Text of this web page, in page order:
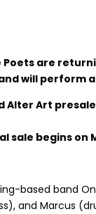
Poets are
will perform
Alter Art presale
sale begins on
based band
and Marcus